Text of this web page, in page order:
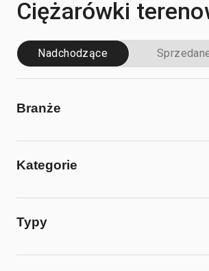
Ciężarówki
Nadchodzące
Branże
Kategorie
Typy